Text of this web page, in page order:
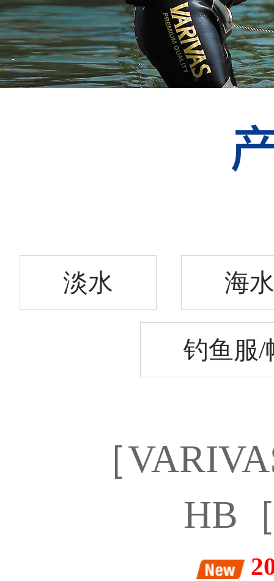
淡水 海水
钓鱼服/
［
HB